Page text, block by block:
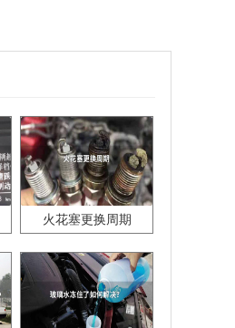
火花塞更换周期